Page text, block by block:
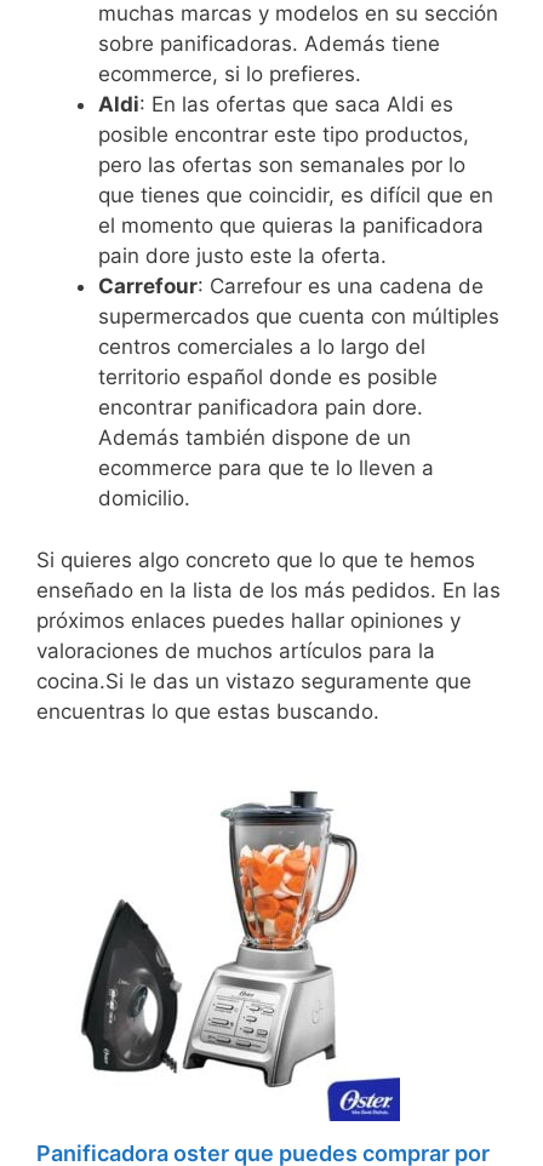
muchas marcas y modelos en su sección
sobre panificadoras. Además tiene
ecommerce, si lo prefieres.
Aldi: En las ofertas que saca Aldi es
posible encontrar este tipo productos,
pero las ofertas son semanales por lo
que tienes que coincidir, es difícil que en
el momento que quieras la panificadora
pain dore justo este la oferta.
Carrefour: Carrefour es una cadena de
supermercados que cuenta con múltiples
centros comerciales a lo largo del
territorio español donde es posible
encontrar panificadora pain dore.
Además también dispone de un
ecommerce para que te lo lleven a
domicilio.
Si quieres algo concreto que lo que te hemos
enseñado en la lista de los más pedidos. En las
próximos enlaces puedes hallar opiniones y
valoraciones de muchos artículos para la
cocina.Si le das un vistazo seguramente que
encuentras lo que estas buscando.
Panificadora oster que puedes comprar por